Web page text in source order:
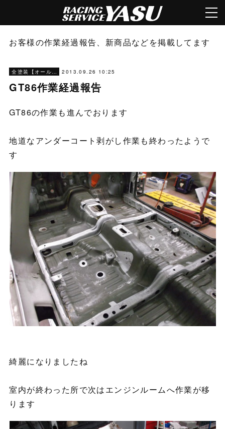
お客様の作業経過報告、新商品などを掲載してます
全塗装【オールペン】 2013.09.26 10:25
GT86作業経過報告
GT86の作業も進んでおります
地道なアンダーコート剥がし作業も終わったようで
す
綺麗になりましたね
室内が終わった所で次はエンジンルームへ作業が移
ります